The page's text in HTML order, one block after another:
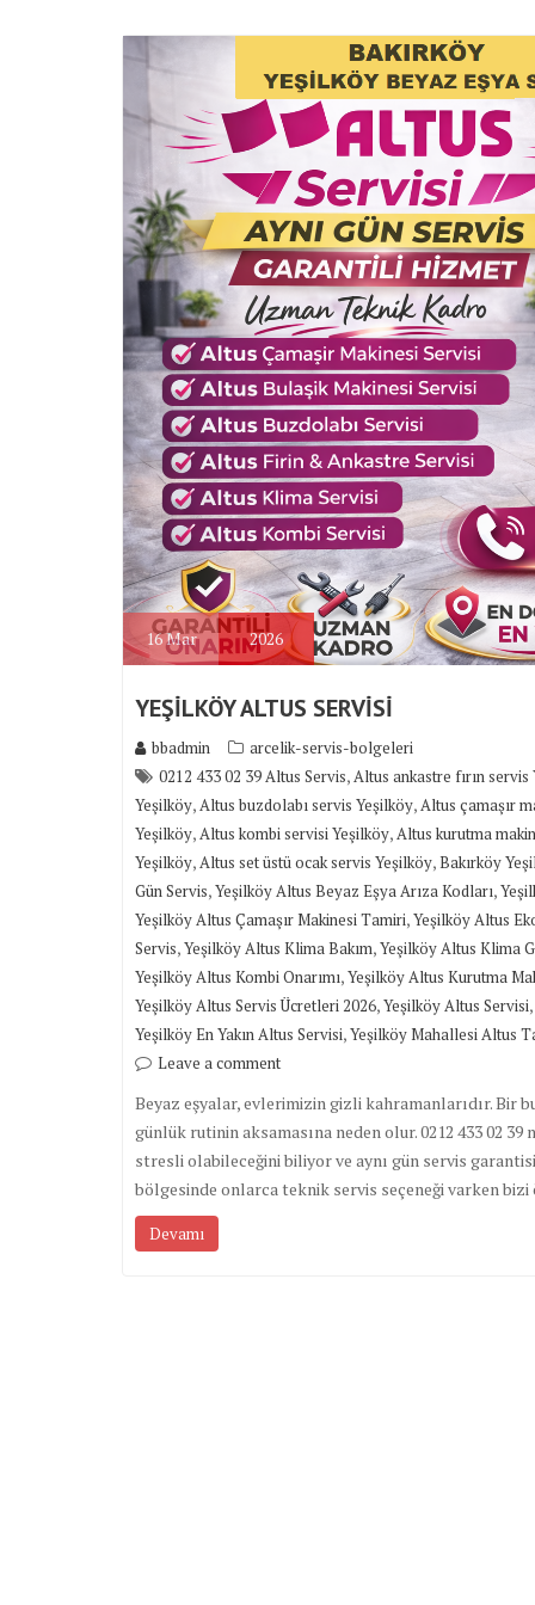
16Mar 2026
YEŞİLKÖY ALTUS SERVİSİ
bbadmin
arcelik-servis-bolgeleri
0212 433 02 39 Altus Servis,Altus ankastre fırın servis
Yeşilköy,Altus buzdolabı servis Yeşilköy,Altus çamaşır
Yeşilköy,Altus kombi servisi Yeşilköy,Altus kurutma
Yeşilköy,Altus set üstü ocak servis Yeşilköy,Bakırköy
Gün Servis,Yeşilköy Altus Beyaz Eşya Arıza Kodları,
Yeşilköy Altus Çamaşır Makinesi Tamiri,Yeşilköy Altus
Servis,Yeşilköy Altus Klima Bakım,Yeşilköy Altus Klima
Yeşilköy Altus Kombi Onarımı,Yeşilköy Altus Kurutma
Yeşilköy Altus Servis Ücretleri 2026,Yeşilköy Altus Servisi,
Yeşilköy En Yakın Altus Servisi,Yeşilköy Mahallesi Altus
Leave a comment
Beyaz eşyalar, evlerimizin gizli kahramanlarıdır. Bir
günlük rutinin aksamasına neden olur. 0212 433 02
stresli olabileceğini biliyor ve aynı gün servis
bölgesinde onlarca teknik servis seçeneği varken
Devamı